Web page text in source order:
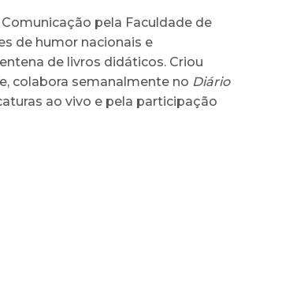
pela Faculdade de
de humor nacionais e
de livros didáticos. Criou
colabora semanalmente no Diário
ao vivo e pela participação